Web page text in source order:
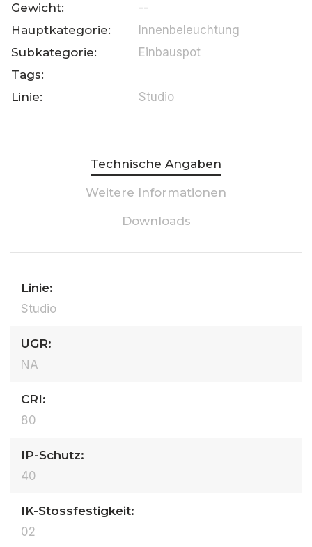
Gewicht:
--
Hauptkategorie:
Innenbeleuchtung
Subkategorie:
Einbauspot
Tags:
Linie:
Studio
Technische Angaben
Weitere Informationen
Downloads
Linie:
Studio
UGR:
NA
CRI:
80
IP-Schutz:
40
IK-Stossfestigkeit:
02